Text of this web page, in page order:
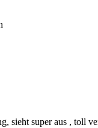
sieht super aus , toll